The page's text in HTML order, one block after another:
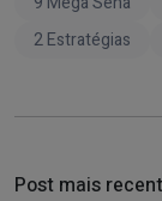
2 Estratégias
Post mais